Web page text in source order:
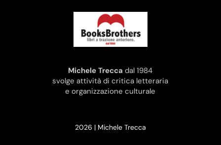
Michele Trecca dal 1984
svolge attività di critica letteraria
e organizzazione culturale
2026 | Michele Trecca